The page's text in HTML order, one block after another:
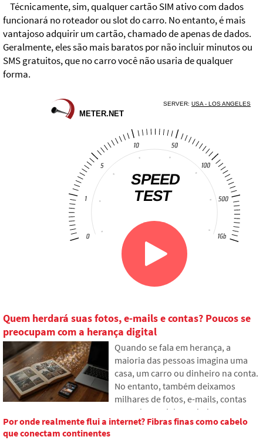
Técnicamente, sim, qualquer cartão SIM ativo com dados
funcionará no roteador ou slot do carro. No entanto, é mais
vantajoso adquirir um cartão, chamado de apenas de dados.
Geralmente, eles são mais baratos por não incluir minutos ou
SMS gratuitos, que no carro você não usaria de qualquer
forma.
Quem herdará suas fotos, e-mails e contas? Poucos se
preocupam com a herança digital
Quando se fala em herança, a
maioria das pessoas imagina uma
casa, um carro ou dinheiro na conta.
No entanto, também deixamos
milhares de fotos, e-mails, contas
em redes sociais ou dados
armazenados na nuvem. O que
Por onde realmente flui a internet? Fibras finas como cabelo
que conectam continentes